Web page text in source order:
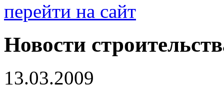
перейти на сайт
Новости
13.03.2009